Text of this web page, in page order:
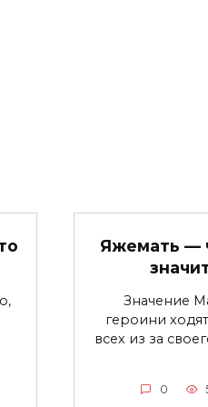
Яжемать —
Значение
героини
всех из за
0